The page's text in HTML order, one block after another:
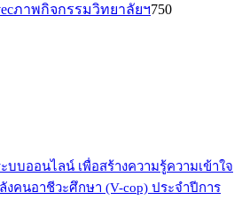
ภาพกิจกรรมวิทยาลัยฯ750
บออนไลน์ เพื่อสร้างความรู้ความเข้าใจ
งคนอาชีวะศึกษา (V-cop) ประจำปีการ